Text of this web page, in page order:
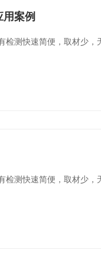
案例
测快速简便，取材少
测快速简便，取材少